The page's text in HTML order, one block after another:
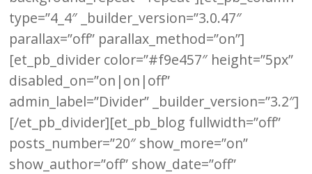
type=”4_4″ _builder_version=”3.0.47″
parallax=”off” parallax_method=”on”]
[et_pb_divider color=”#f9e457″ height=”5px”
disabled_on=”on|on|off”
admin_label=”Divider” _builder_version=”3.2″]
[/et_pb_divider][et_pb_blog fullwidth=”off”
posts_number=”20″ show_more=”on”
show_author=”off” show_date=”off”